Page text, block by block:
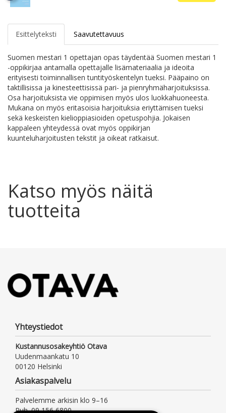
Esittelyteksti Saavutettavuus
Suomen mestari 1 opettajan opas täydentää Suomen mestari 1
-oppikirjaa antamalla opettajalle lisämateriaalia ja ideoita
erityisesti toiminnallisen tuntityöskentelyn tueksi. Pääpaino on
taktillisissa ja kinesteettisissä pari- ja pienryhmäharjoituksissa.
Osa harjoituksista vie oppimisen myös ulos luokkahuoneesta.
Mukana on myös eritasoisia harjoituksia eriyttämisen tueksi
sekä keskeisten kielioppiasioiden opetuspohjia. Jokaisen
kappaleen yhteydessä ovat myös oppikirjan
kuunteluharjoitusten tekstit ja oikeat ratkaisut.
Katso myös näitä
tuotteita
Yhteystiedot
Kustannusosakeyhtiö Otava
Uudenmaankatu 10
00120 Helsinki
Asiakaspalvelu
Palvelemme arkisin klo 9–16
Puh. 09 156 6800